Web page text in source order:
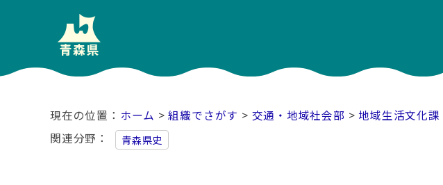
ホーム >組織でさがす > 交通・地域社会部 >地域生活文化課
関連分野
青森県史